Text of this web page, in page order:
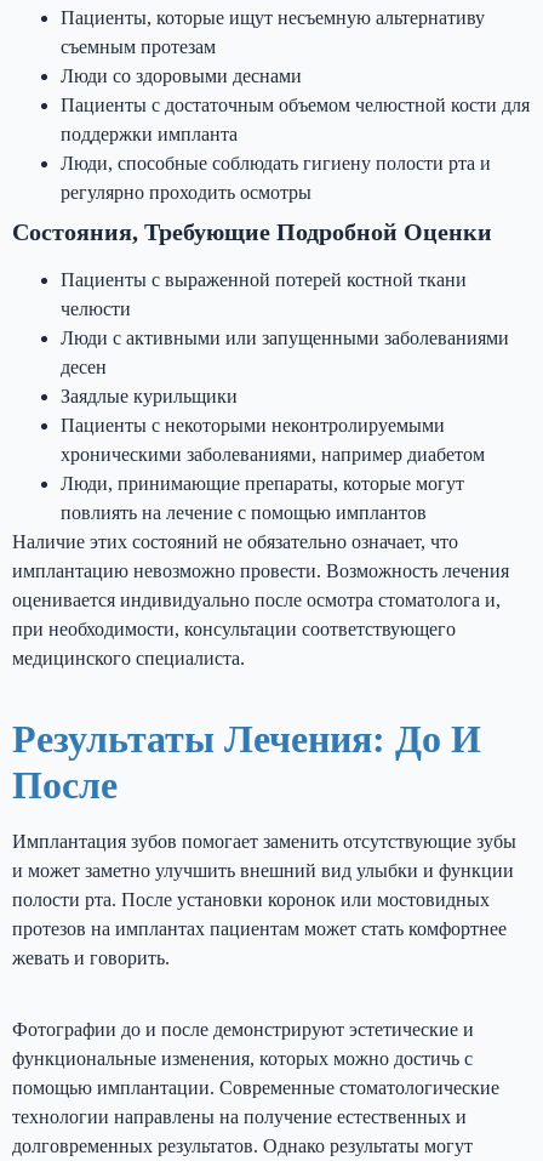
Пациенты, которые ищут несъемную альтернативу
съемным протезам
Люди со здоровыми деснами
Пациенты с достаточным объемом челюстной кости для
поддержки импланта
Люди, способные соблюдать гигиену полости рта и
регулярно проходить осмотры
Состояния, Требующие Подробной Оценки
Пациенты с выраженной потерей костной ткани
челюсти
Люди с активными или запущенными заболеваниями
десен
Заядлые курильщики
Пациенты с некоторыми неконтролируемыми
хроническими заболеваниями, например диабетом
Люди, принимающие препараты, которые могут
повлиять на лечение с помощью имплантов
Наличие этих состояний не обязательно означает, что
имплантацию невозможно провести. Возможность лечения
оценивается индивидуально после осмотра стоматолога и,
при необходимости, консультации соответствующего
медицинского специалиста.
Результаты Лечения: До И
После
Имплантация зубов помогает заменить отсутствующие зубы
и может заметно улучшить внешний вид улыбки и функции
полости рта. После установки коронок или мостовидных
протезов на имплантах пациентам может стать комфортнее
жевать и говорить.
Фотографии до и после демонстрируют эстетические и
функциональные изменения, которых можно достичь с
помощью имплантации. Современные стоматологические
технологии направлены на получение естественных и
долговременных результатов. Однако результаты могут